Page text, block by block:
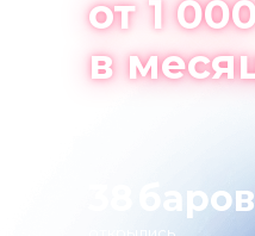
от 1
в
баров